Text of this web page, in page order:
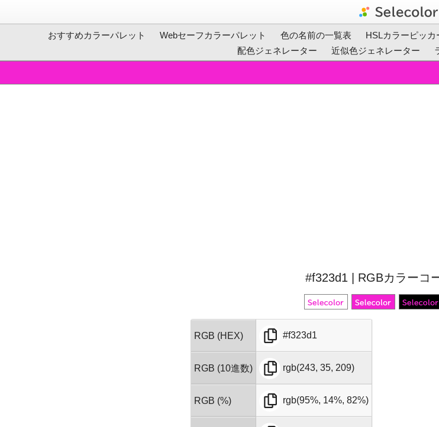
おすすめカラーパレット Webセーフカラーパレット 色の名前の一覧表 HSLカラーピッカ
配色ジェネレーター
近似色ジェネレーター
#f323d1 | RGBカラーコ
RGB (HEX) #f323d1
RGB (10進数) rgb(243, 35, 209)
RGB (%) rgb(95%, 14%, 82%)